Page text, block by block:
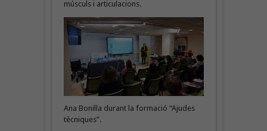
músculs i articulacions.
Ana Bonilla durant la formació “Ajudes
tècniques”.